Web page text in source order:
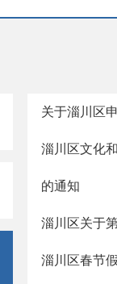
关于淄川区
淄川区文化
的通知
淄川区关于
淄川区春节